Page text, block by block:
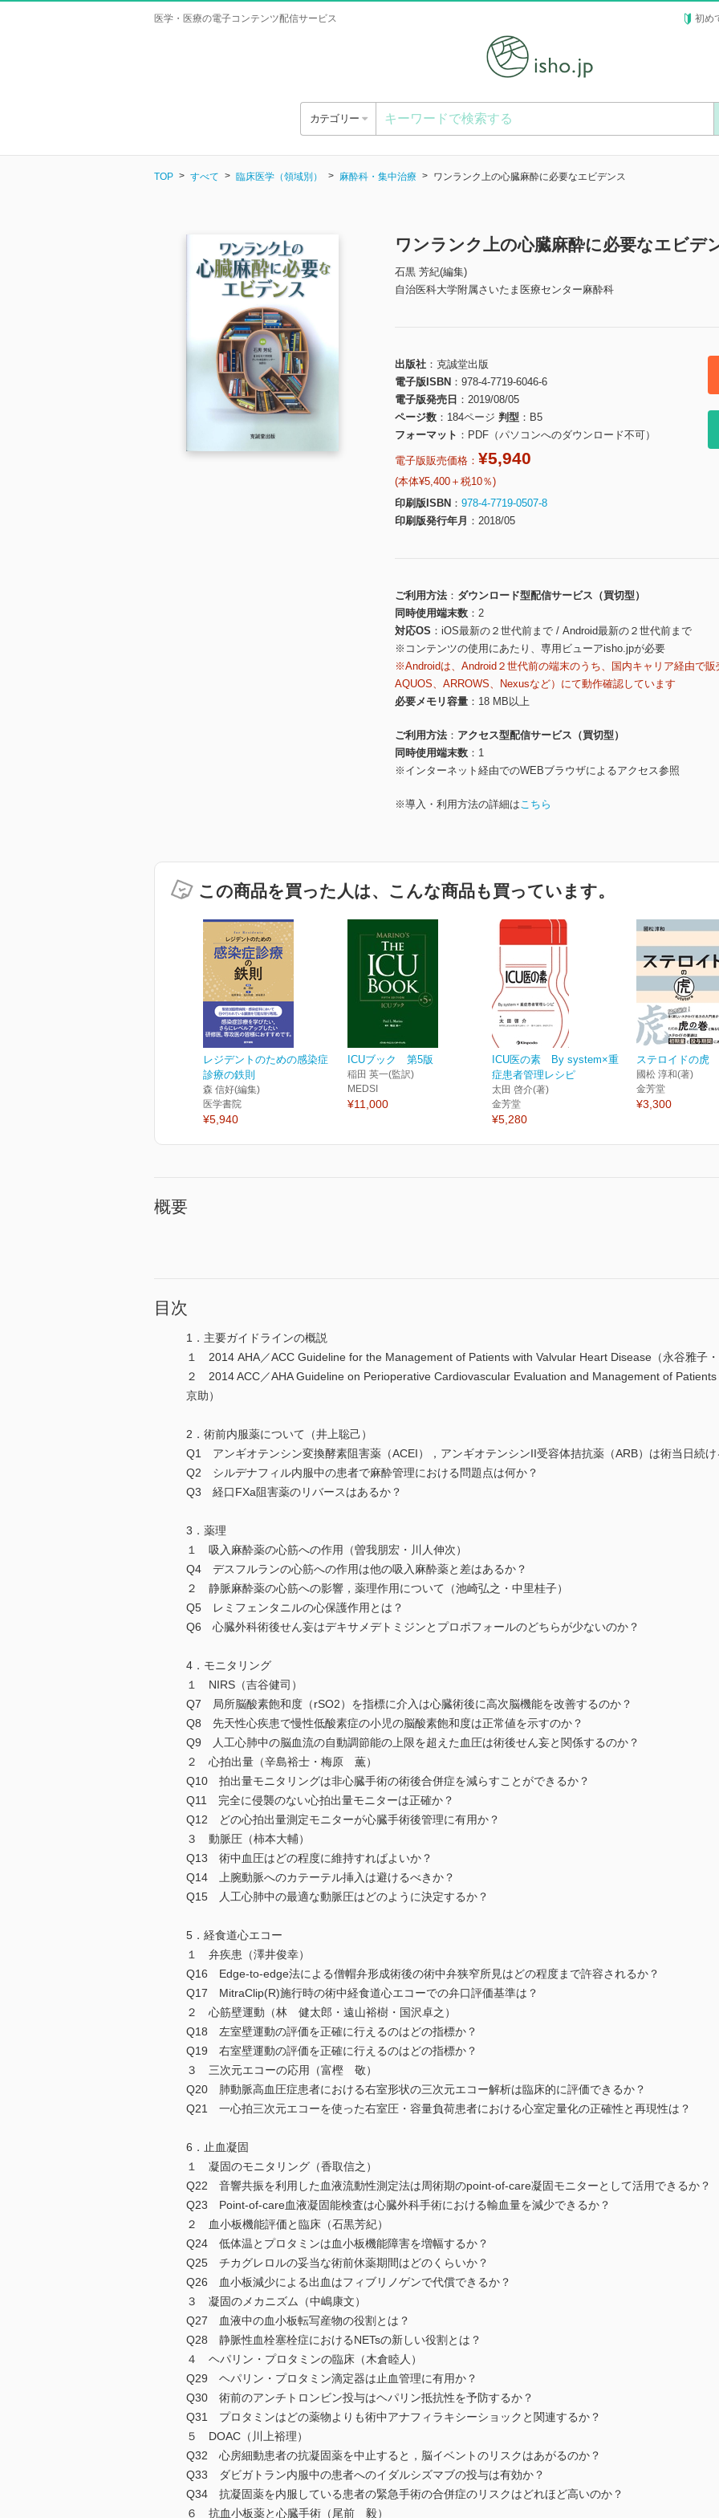
医学・医療の電子コンテンツ配信サービス 初め
カテゴリー
TOP すべて 臨床医学（領域別） 麻酔科・集中治療 ワンランク上の心臓麻酔に必要なエビデンス
ワンランク上の心臓麻酔に必要なエビデ
石黒 芳紀(編集)
自治医科大学附属さいたま医療センター麻酔科
出版社
克誠堂出版
電子版ISBN
978-4-7719-6046-6
電子版発売日
2019/08/05
ページ数
184ページ 判型
B5
フォーマット
PDF（パソコンへのダウンロード不可）
電子版販売価格： ¥5,940
(本体¥5,400＋税10％)
印刷版ISBN
978-4-7719-0507-8
印刷版発行年月
2018/05
ご利用方法
ダウンロード型配信サービス（買切型）
同時使用端末数
2
対応OS
iOS最新の２世代前まで / Android最新の２世代前まで
※コンテンツの使用にあたり、専用ビューアisho.jpが必要
※Androidは、Android２世代前の端末のうち、国内キャリア経由で販
AQUOS、ARROWS、Nexusなど）にて動作確認しています
必要メモリ容量
18 MB以上
ご利用方法
アクセス型配信サービス（買切型）
同時使用端末数
1
※インターネット経由でのWEBブラウザによるアクセス参照
※導入・利用方法の詳細はこちら
この商品を買った人は、こんな商品も買っています。
レジデントのための感染症
診療の鉄則
森 信好(編集)
医学書院
¥5,940
ICUブック 第5版
稲田 英一(監訳)
MEDSI
¥11,000
ICU医の素 By system×重
症患者管理レシピ
太田 啓介(著)
金芳堂
¥5,280
ステロイドの虎
國松 淳和(著)
金芳堂
¥3,300
概要
目次
1．主要ガイドラインの概説
１ 2014 AHA／ACC Guideline for the Management of Patients with Valvular Heart Disease（永谷雅子
２ 2014 ACC／AHA Guideline on Perioperative Cardiovascular Evaluation and Management of
京助）
2．術前内服薬について（井上聡己）
Q1 アンギオテンシン変換酵素阻害薬（ACEI），アンギオテンシンII受容体拮抗薬（ARB）は術当日続け
Q2 シルデナフィル内服中の患者で麻酔管理における問題点は何か？
Q3 経口FXa阻害薬のリバースはあるか？
3．薬理
１ 吸入麻酔薬の心筋への作用（曽我朋宏・川人伸次）
Q4 デスフルランの心筋への作用は他の吸入麻酔薬と差はあるか？
２ 静脈麻酔薬の心筋への影響，薬理作用について（池崎弘之・中里桂子）
Q5 レミフェンタニルの心保護作用とは？
Q6 心臓外科術後せん妄はデキサメデトミジンとプロポフォールのどちらが少ないのか？
4．モニタリング
１ NIRS（吉谷健司）
Q7 局所脳酸素飽和度（rSO2）を指標に介入は心臓術後に高次脳機能を改善するのか？
Q8 先天性心疾患で慢性低酸素症の小児の脳酸素飽和度は正常値を示すのか？
Q9 人工心肺中の脳血流の自動調節能の上限を超えた血圧は術後せん妄と関係するのか？
２ 心拍出量（辛島裕士・梅原 薫）
Q10 拍出量モニタリングは非心臓手術の術後合併症を減らすことができるか？
Q11 完全に侵襲のない心拍出量モニターは正確か？
Q12 どの心拍出量測定モニターが心臓手術後管理に有用か？
３ 動脈圧（柿本大輔）
Q13 術中血圧はどの程度に維持すればよいか？
Q14 上腕動脈へのカテーテル挿入は避けるべきか？
Q15 人工心肺中の最適な動脈圧はどのように決定するか？
5．経食道心エコー
１ 弁疾患（澤井俊幸）
Q16 Edge-to-edge法による僧帽弁形成術後の術中弁狭窄所見はどの程度まで許容されるか？
Q17 MitraClip(R)施行時の術中経食道心エコーでの弁口評価基準は？
２ 心筋壁運動（林 健太郎・遠山裕樹・国沢卓之）
Q18 左室壁運動の評価を正確に行えるのはどの指標か？
Q19 右室壁運動の評価を正確に行えるのはどの指標か？
３ 三次元エコーの応用（富樫 敬）
Q20 肺動脈高血圧症患者における右室形状の三次元エコー解析は臨床的に評価できるか？
Q21 一心拍三次元エコーを使った右室圧・容量負荷患者における心室定量化の正確性と再現性は？
6．止血凝固
１ 凝固のモニタリング（香取信之）
Q22 音響共振を利用した血液流動性測定法は周術期のpoint-of-care凝固モニターとして活用できるか？
Q23 Point-of-care血液凝固能検査は心臓外科手術における輸血量を減少できるか？
２ 血小板機能評価と臨床（石黒芳紀）
Q24 低体温とプロタミンは血小板機能障害を増幅するか？
Q25 チカグレロルの妥当な術前休薬期間はどのくらいか？
Q26 血小板減少による出血はフィブリノゲンで代償できるか？
３ 凝固のメカニズム（中嶋康文）
Q27 血液中の血小板転写産物の役割とは？
Q28 静脈性血栓塞栓症におけるNETsの新しい役割とは？
４ ヘパリン・プロタミンの臨床（木倉睦人）
Q29 ヘパリン・プロタミン滴定器は止血管理に有用か？
Q30 術前のアンチトロンビン投与はヘパリン抵抗性を予防するか？
Q31 プロタミンはどの薬物よりも術中アナフィラキシーショックと関連するか？
５ DOAC（川上裕理）
Q32 心房細動患者の抗凝固薬を中止すると，脳イベントのリスクはあがるのか？
Q33 ダビガトラン内服中の患者へのイダルシズマブの投与は有効か？
Q34 抗凝固薬を内服している患者の緊急手術の合併症のリスクはどれほど高いのか？
６ 抗血小板薬と心臓手術（尾前 毅）